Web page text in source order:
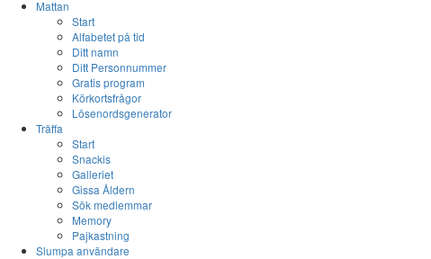
Mattan
Start
Alfabetet på tid
Ditt namn
Ditt Personnummer
Gratis program
Körkortsfrågor
Lösenordsgenerator
Träffa
Start
Snackis
Galleriet
Gissa Åldern
Sök medlemmar
Memory
Pajkastning
Slumpa användare